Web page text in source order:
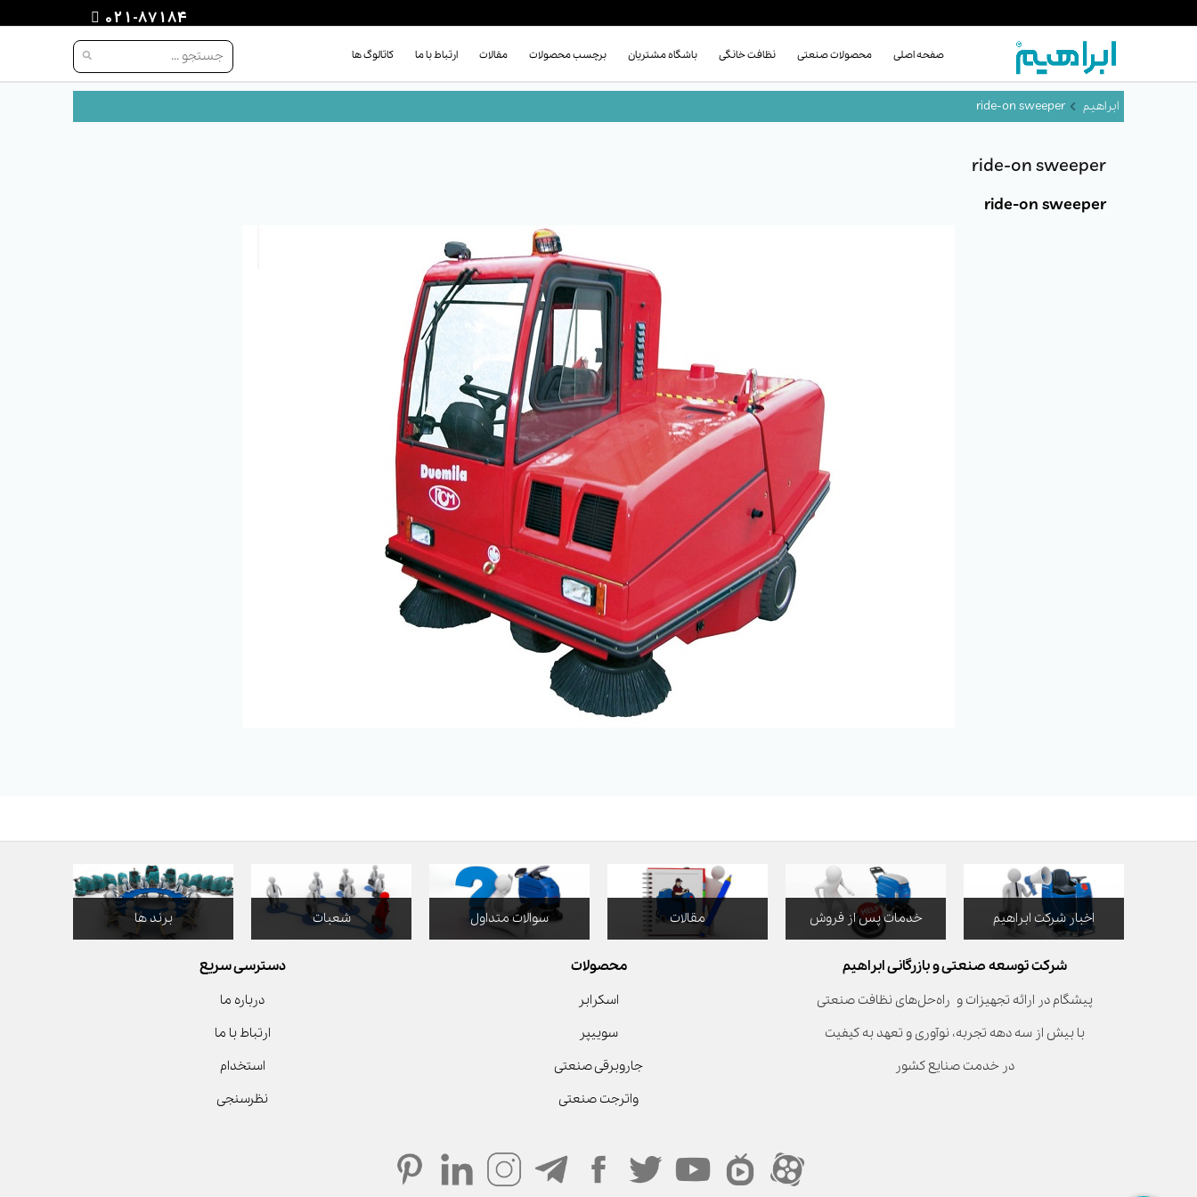
021-87184
صفحه اصلی محصولات صنعتی نظافت خانگی باشگاه مشتریان برچسب محصولات مقالات ارتباط با ما کاتالوگ ها
ride-on sweeper
ride-on sweeper
ride-on sweeper
اخبار شرکت ابراهیم خدمات پس از فروش مقالات سوالات متداول شعبات برند ها
شرکت توسعه صنعتی و بازرگانی ابراهیم
پیشگام در ارائه تجهیزات و راه‌حل‌های نظافت صنعتی
با بیش از سه دهه تجربه، نوآوری و تعهد به کیفیت
در خدمت صنایع کشور
محصولات
اسکرابر
سوییپر
جاروبرقی صنعتی
واترجت صنعتی
دسترسی سریع
درباره ما
ارتباط با ما
استخدام
نظرسنجی